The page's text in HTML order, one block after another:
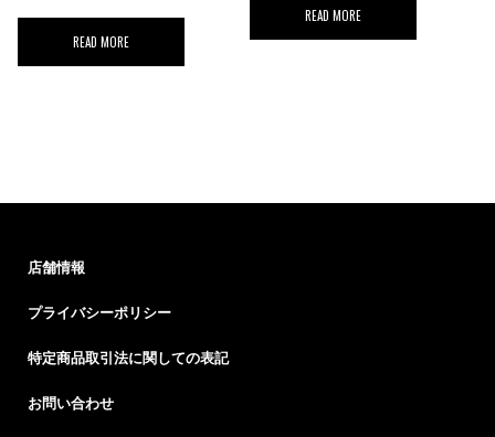
READ MORE
READ MORE
店舗情報
プライバシーポリシー
特定商品取引法に関しての表記
お問い合わせ